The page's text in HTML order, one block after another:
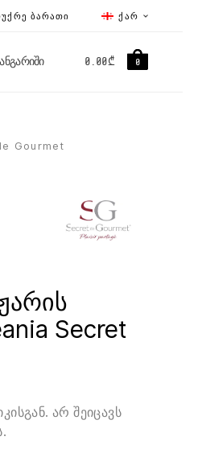
ᲥᲐᲠ
ᲑᲐᲠᲐᲗᲘ
ᲐᲜᲒᲐᲠᲘᲨᲘ 0.00₾ 0
Gourmet
Secret
არ შეიცავს